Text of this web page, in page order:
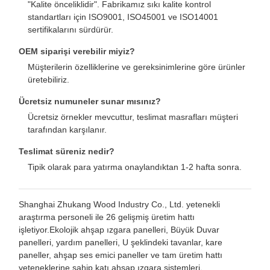
"Kalite önceliklidir". Fabrikamız sıkı kalite kontrol
standartları için ISO9001, ISO45001 ve ISO14001
sertifikalarını sürdürür.
OEM siparişi verebilir miyiz?
Müşterilerin özelliklerine ve gereksinimlerine göre ürünler
üretebiliriz.
Ücretsiz numuneler sunar mısınız?
Ücretsiz örnekler mevcuttur, teslimat masrafları müşteri
tarafından karşılanır.
Teslimat süreniz nedir?
Tipik olarak para yatırma onaylandıktan 1-2 hafta sonra.
Shanghai Zhukang Wood Industry Co., Ltd. yetenekli
araştırma personeli ile 26 gelişmiş üretim hattı
işletiyor.Ekolojik ahşap ızgara panelleri, Büyük Duvar
panelleri, yardım panelleri, U şeklindeki tavanlar, kare
paneller, ahşap ses emici paneller ve tam üretim hattı
yeteneklerine sahip katı ahşap ızgara sistemleri.